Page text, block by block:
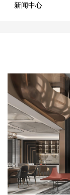
新闻中心